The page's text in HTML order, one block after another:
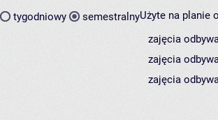
tygodniowy semestralnyUżyte na planie
zajęcia
zajęcia
zajęcia